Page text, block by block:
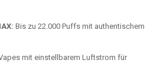
Bis zu 22.000 Puffs mit authentischem
mit einstellbarem Luftstrom für